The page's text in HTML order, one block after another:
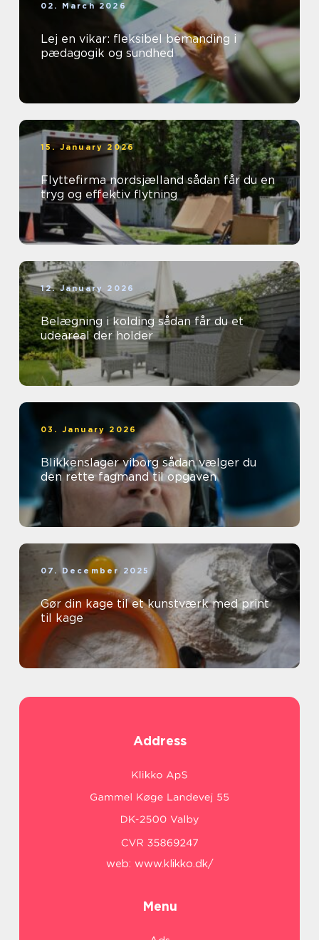
02. March 2026
Lej en vikar: fleksibel bemanding i
pædagogik og sundhed
15. January 2026
Flyttefirma nordsjælland sådan får du en
tryg og effektiv flytning
12. January 2026
Belægning i kolding sådan får du et
udeareal der holder
03. January 2026
Blikkenslager viborg sådan vælger du
den rette fagmand til opgaven
07. December 2025
Gør din kage til et kunstværk med print
til kage
Address
web: www.klikko.dk/
Menu